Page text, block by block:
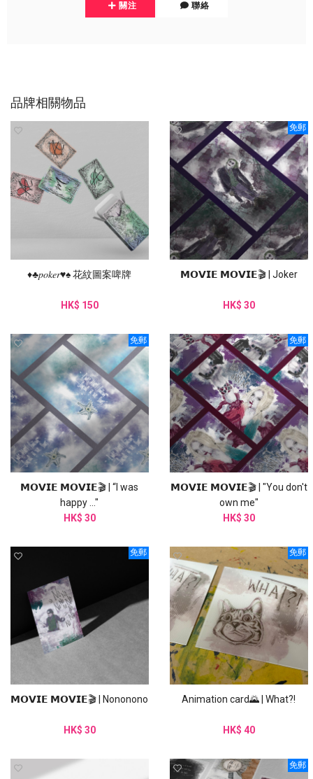
關注 聯絡
品牌相關物品
♦︎♣︎𝑝𝑜𝑘𝑒𝑟♥︎♠︎ 花紋圖案啤牌
HK$ 150
免郵
𝗠𝗢𝗩𝗜𝗘 𝗠𝗢𝗩𝗜𝗘🎬 | Joker
HK$ 30
免郵
𝗠𝗢𝗩𝗜𝗘 𝗠𝗢𝗩𝗜𝗘🎬 | “I was
happy ..."
HK$ 30
免郵
𝗠𝗢𝗩𝗜𝗘 𝗠𝗢𝗩𝗜𝗘🎬 | "You don't
own me"
HK$ 30
免郵
𝗠𝗢𝗩𝗜𝗘 𝗠𝗢𝗩𝗜𝗘🎬 | Nononono
HK$ 30
免郵
Animation card🌄 | What?!
HK$ 40
免郵